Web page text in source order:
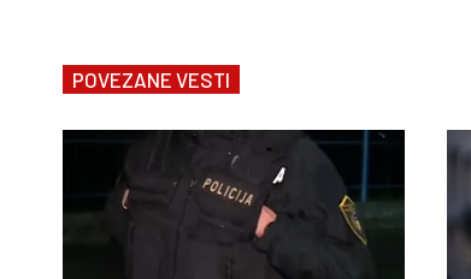
POVEZANE VESTI